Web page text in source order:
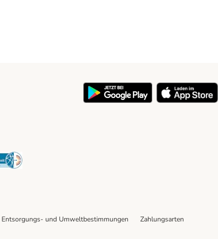
Security
Entsorgungs- und Umweltbestimmungen
Zahlungsarten